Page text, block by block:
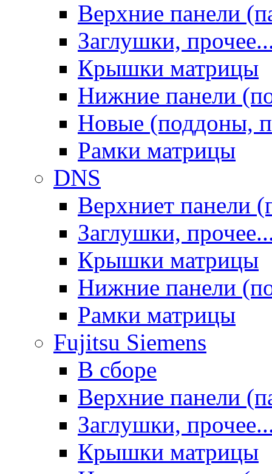
Верхние панели
Заглушки,
Крышки матрицы
Нижние панели
Новые (поддоны,
Рамки матрицы
DNS
Верхниет панели
Заглушки,
Крышки матрицы
Нижние панели
Рамки матрицы
Fujitsu Siemens
В сборе
Верхние панели
Заглушки,
Крышки матрицы